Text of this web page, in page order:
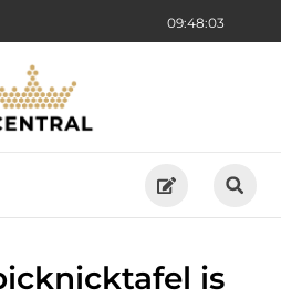
09:48:04
is